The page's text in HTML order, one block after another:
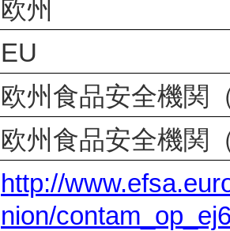
欧州
EU
欧州食品安全機関
欧州食品安全機関
http://
nion/